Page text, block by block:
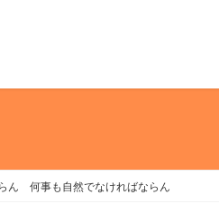
ん 何事も自然でなければならん